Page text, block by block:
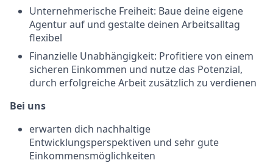
Unternehmerische Freiheit: Baue deine eigene
Agentur auf und gestalte deinen Arbeitsalltag
flexibel
Finanzielle Unabhängigkeit: Profitiere von einem
sicheren Einkommen und nutze das Potenzial,
durch erfolgreiche Arbeit zusätzlich zu verdienen
Bei uns
erwarten dich nachhaltige
Entwicklungsperspektiven und sehr gute
Einkommensmöglichkeiten